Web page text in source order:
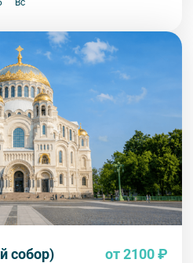
и сохранил свою историческую
собор) от 2100 ₽